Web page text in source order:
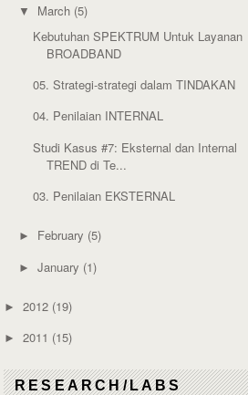
▼ March (5)
Kebutuhan SPEKTRUM Untuk Layanan
BROADBAND
05. Strategi-strategi dalam TINDAKAN
04. Penilaian INTERNAL
Studi Kasus #7: Eksternal dan Internal
TREND di Te...
03. Penilaian EKSTERNAL
► February (5)
► January (1)
► 2012 (19)
► 2011 (15)
RESEARCH/LABS